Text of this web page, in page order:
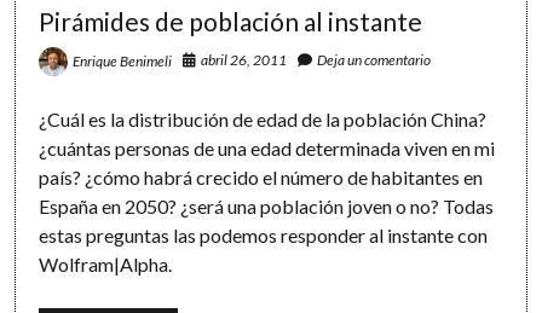
grande
que
Alemania?
Pirámides de población al instante
Enrique Benimeli abril 26, 2011 Deja un comentario
¿Cuál es la distribución de edad de la población China?
¿cuántas personas de una edad determinada viven en mi
país? ¿cómo habrá crecido el número de habitantes en
España en 2050? ¿será una población joven o no? Todas
estas preguntas las podemos responder al instante con
Wolfram|Alpha.